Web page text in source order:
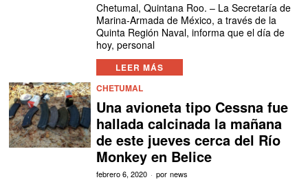
Chetumal, Quintana Roo. – La Secretaría de
Marina-Armada de México, a través de la
Quinta Región Naval, informa que el día de
hoy, personal
LEER MÁS
CHETUMAL
Una avioneta tipo Cessna fue
hallada calcinada la mañana
de este jueves cerca del Río
Monkey en Belice
febrero 6, 2020 por news